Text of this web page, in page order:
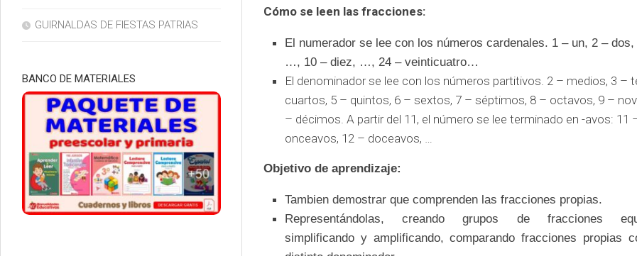
Cómo se leen las fracciones:
El numerador se lee con los números cardenales. 1 – un, 2 –
…, 10 – diez, …, 24 – veinticuatro…
El denominador se lee con los números partitivos. 2 – medios, 3 –
cuartos, 5 – quintos, 6 – sextos, 7 – séptimos, 8 – octavos, 9 –
– décimos. A partir del 11, el número se lee terminado en -avos: 11
onceavos, 12 – doceavos, …
Objetivo de aprendizaje:
Tambien demostrar que comprenden las fracciones propias.
Representándolas, creando grupos de fracciones
simplificando y amplificando, comparando fracciones propias
GUIRNALDAS DE FIESTAS PATRIAS
BANCO DE MATERIALES